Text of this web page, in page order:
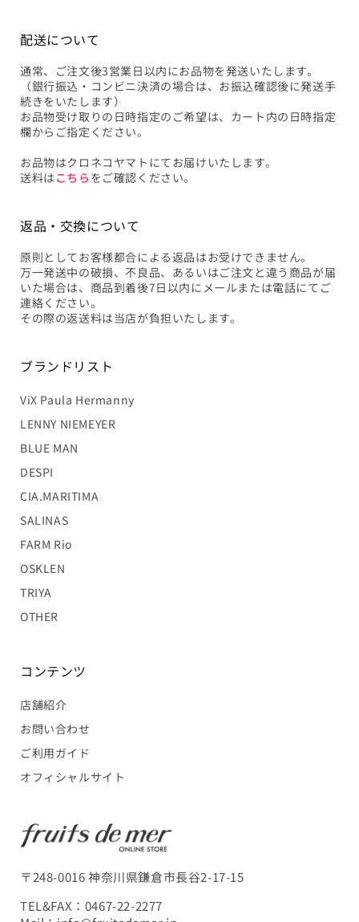
配送について
通常、ご注文後3営業日以内にお品物を発送いたします。
（銀行振込・コンビニ決済の場合は、お振込確認後に発送手
続きをいたします）
お品物受け取りの日時指定のご希望は、カート内の日時指定
欄からご指定ください。
お品物はクロネコヤマトにてお届けいたします。
送料は こちらをご確認ください。
返品・交換について
原則としてお客様都合による返品はお受けできません。
万一発送中の破損、不良品、あるいはご注文と違う商品が届
いた場合は、商品到着後7日以内にメールまたは電話にてご
連絡ください。
その際の返送料は当店が負担いたします。
ブランドリスト
ViX Paula Hermanny
LENNY NIEMEYER
BLUE MAN
DESPI
CIA.MARITIMA
SALINAS
FARM Rio
OSKLEN
TRIYA
OTHER
コンテンツ
店舗紹介
お問い合わせ
ご利用ガイド
オフィシャルサイト
〒248-0016 神奈川県鎌倉市長谷2-17-15
TEL&FAX： 0467-22-2277